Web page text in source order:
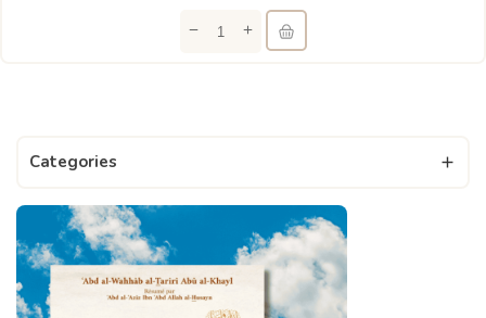
Categories 